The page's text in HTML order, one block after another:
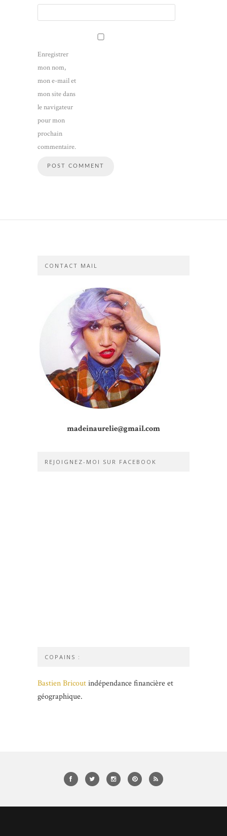
Enregistrer
mon nom,
mon e-mail et
mon site dans
le navigateur
pour mon
prochain
commentaire.
CONTACT MAIL
madeinaurelie@gmail.com
REJOIGNEZ-MOI SUR FACEBOOK
COPAINS :
Bastien Bricoutindépendance financière et
géographique.